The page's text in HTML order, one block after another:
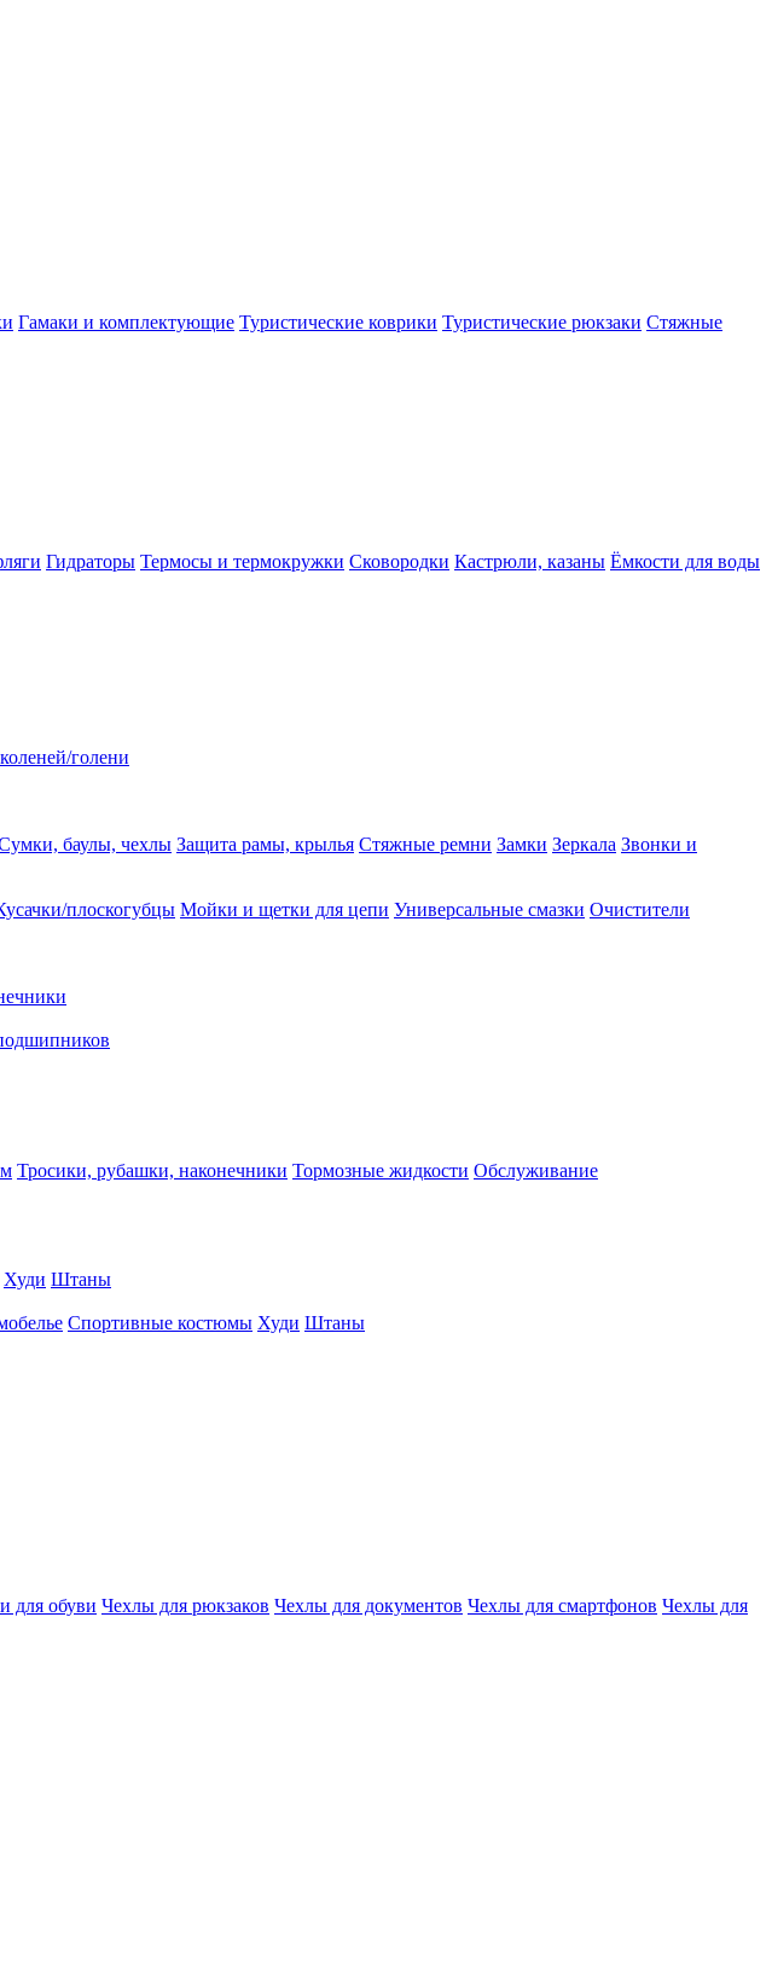
Гамаки и комплектующие Туристические коврики Туристические рюкзаки Стяжные
Гидраторы Термосы и термокружки Сковородки Кастрюли, казаны Ёмкости для воды
голени
баулы, чехлы Защита рамы, крылья Стяжные ремни Замки Зеркала Звонки и
плоскогубцы Мойки и щетки для цепи Универсальные смазки Очистители
Тросики, рубашки, наконечники Тормозные жидкости Обслуживание
Худи Штаны
Спортивные костюмы Худи Штаны
для обуви Чехлы для рюкзаков Чехлы для документов Чехлы для смартфонов Чехлы для